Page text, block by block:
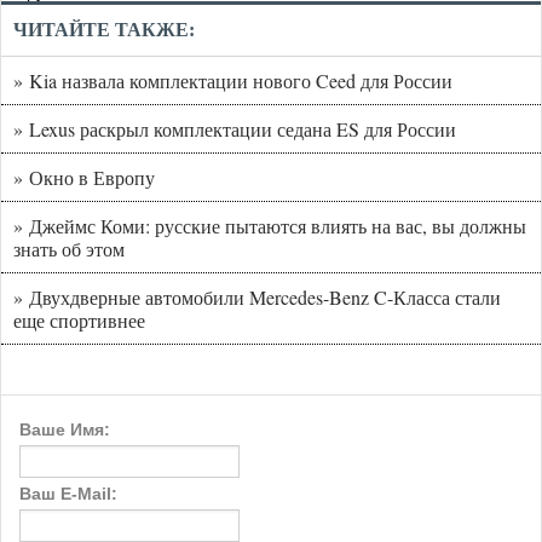
ЧИТАЙТЕ ТАКЖЕ:
» Kia назвала комплектации нового Ceed для России
» Lexus раскрыл комплектации седана ES для России
» Окно в Европу
» Джеймс Коми: русские пытаются влиять на вас, вы должны
знать об этом
» Двухдверные автомобили Mercedes-Benz C-Класса стали
еще спортивнее
Ваше Имя:
Ваш E-Mail: